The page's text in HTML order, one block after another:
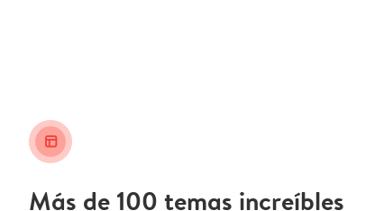
layout_alt
Más de 100 temas increíbles